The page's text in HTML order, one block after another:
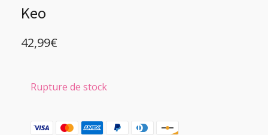
Keo
42,99€
Rupture de stock